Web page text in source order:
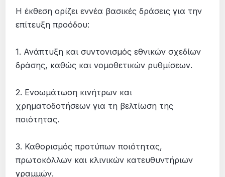
Η έκθεση ορίζει εννέα βασικές δράσεις για την
επίτευξη προόδου:
1. Ανάπτυξη και συντονισμός εθνικών σχεδίων
δράσης, καθώς και νομοθετικών ρυθμίσεων.
2. Ενσωμάτωση κινήτρων και
χρηματοδοτήσεων για τη βελτίωση της
ποιότητας.
3. Καθορισμός προτύπων ποιότητας,
πρωτοκόλλων και κλινικών κατευθυντήριων
γραμμών.